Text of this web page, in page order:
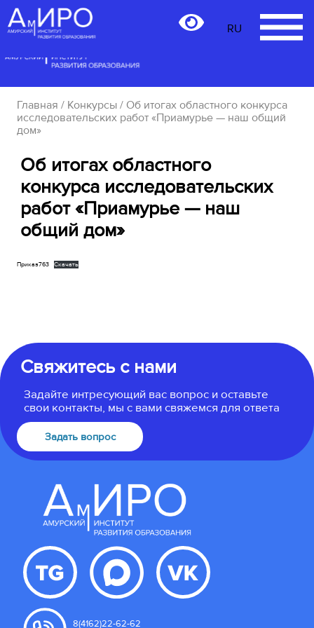
RU
Главная / Конкурсы / Об итогах областного конкурса
исследовательских работ «Приамурье — наш общий
дом»
Об итогах областного
конкурса исследовательских
работ «Приамурье — наш
общий дом»
Приказ763 Скачать
Свяжитесь с нами
Задайте интресующий вас вопрос и оставьте
свои контакты, мы с вами свяжемся для ответа
Задать вопрос
8(4162)22-62-62